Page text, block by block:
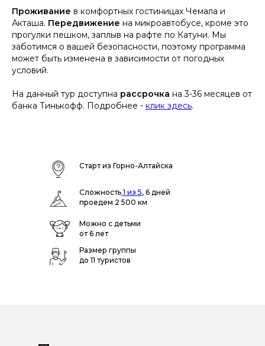
Проживание в комфортных гостиницах Чемала и
Акташа. Передвижение на микроавтобусе, кроме это
прогулки пешком, заплыв на рафте по Катуни. Мы
заботимся о вашей безопасности, поэтому программа
может быть изменена в зависимости от погодных
условий.
На данный тур доступна рассрочка на 3-36 месяцев от
банка Тинькофф. Подробнее - клик здесь.
Старт из Горно-Алтайска
Сложность 1 из 5, 6 дней
проедем 2 500 км
Размер группы
до 11 туристов
Можно с детьми
от 6 лет